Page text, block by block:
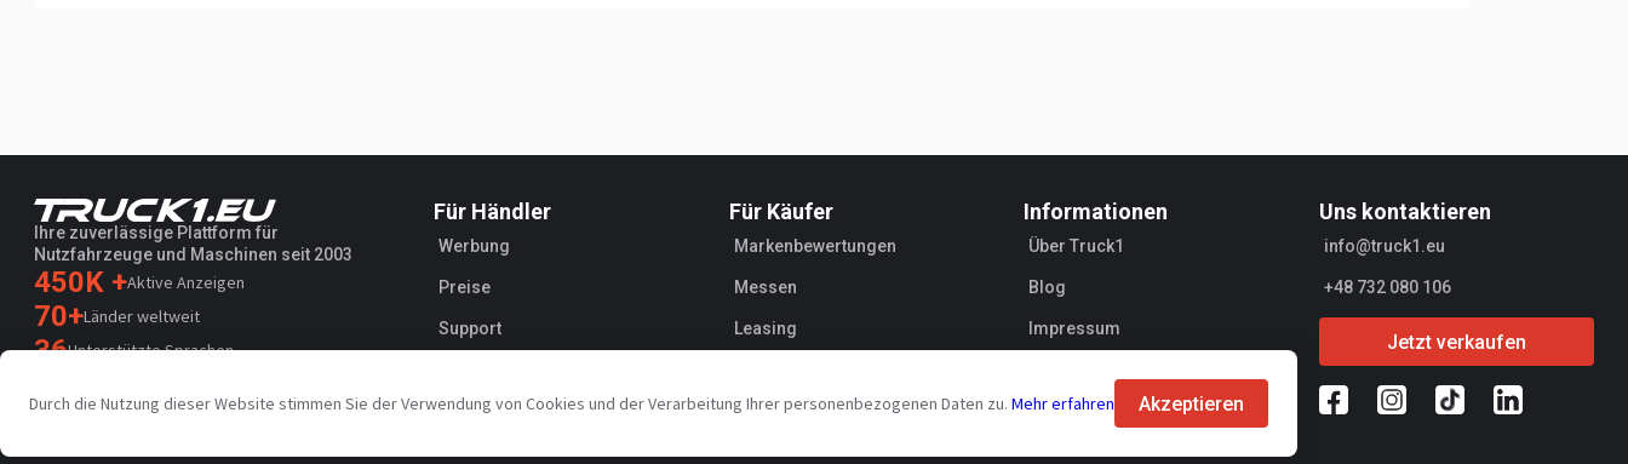
Ihre zuverlässige Plattform für
Nutzfahrzeuge und Maschinen seit 2003
450K +Aktive Anzeigen
70+Länder weltweit
36Unterstützte Sprachen
Trustpilot
Für Händler
Werbung
Preise
Support
Für Käufer
Markenbewertungen
Messen
Leasing
Informationen
Über Truck1
Blog
Impressum
Uns kontaktieren
info@truck1.eu
+48 732 080 106
Jetzt verkaufen
Durch die Nutzung dieser Website stimmen Sie der Verwendung von Cookies und der Verarbeitung Ihrer personenbezogenen Daten zu. Mehr erfahren Akzeptieren